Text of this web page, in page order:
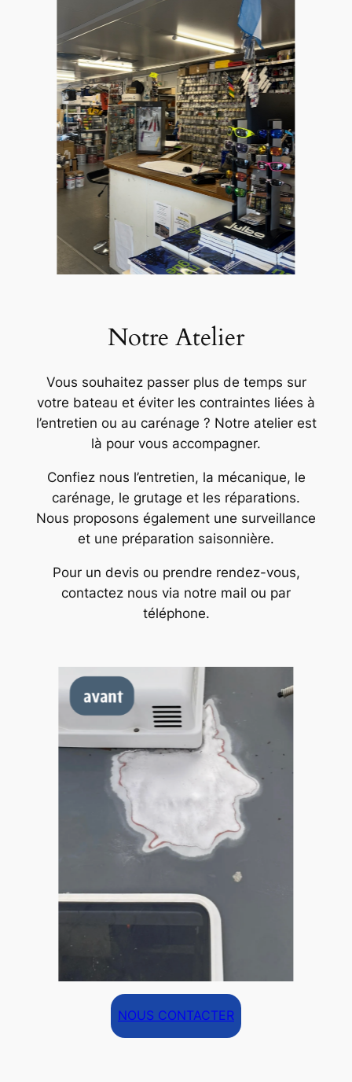
Notre Atelier
Vous souhaitez passer plus de temps sur
votre bateau et éviter les contraintes liées à
l’entretien ou au carénage ? Notre atelier est
là pour vous accompagner.
Confiez nous l’entretien, la mécanique, le
carénage, le grutage et les réparations.
Nous proposons également une surveillance
et une préparation saisonnière.
Pour un devis ou prendre rendez-vous,
contactez nous via notre mail ou par
téléphone.
NOUS CONTACTER